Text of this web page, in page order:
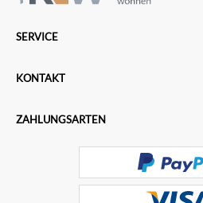
SERVICE
KONTAKT
ZAHLUNGSARTEN